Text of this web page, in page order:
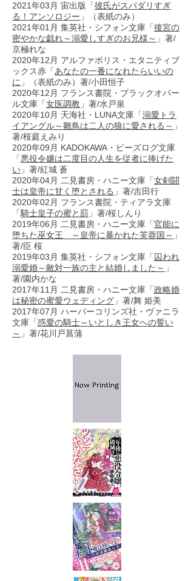
2021年03月 宙出版「彼氏がスパダリすぎ
る！アンソロジー 」（表紙のみ）
2021年01月 集英社・シフォン文庫「後宮の
密やかな戯れ～溺愛しすぎのお兄様～ 」著/
京極れな
2020年12月 アルファポリス・エタニティブ
ックス赤「あなたの一番になれたらいいの
に 」（表紙のみ）著/小田恒子
2020年12月 フランス書院・ブラックオパー
ル文庫「女医調教 」著/水戸泉
2020年10月 天海社・LUNA文庫「溺愛トラ
イアングル～雛鳥は二人の狼に愛される～ 」
著/桜庭えみり
2020年09月 KADOKAWA・ビーズログ文庫
「悪役令嬢は二度目の人生を従者に捧げた
い 」著/紅城 蒼
2020年04月 二見書房・ハニー文庫「女剣闘
士は皇帝に甘く堕とされる 」著/吉田行
2020年02月 フランス書院・ティアラ文庫
「騎士皇子の蜜と罰 」著/桜しんり
2019年06月 二見書房・ハニー文庫「官能に
堕ちた巫女王 ～皇帝に暴かれた芙蓉国～ 」
著/臣 桜
2019年03月 集英社・シフォン文庫「囚われ
溺愛婚～敵対一族の主と結婚しました～ 」
著/園内かな
2017年11月 二見書房・ハニー文庫「政略婚
は秘密の蜜愛ウェディング 」著/舞 姫美
2017年07月 ハーパーコリンズ社・ヴァニラ
文庫「惑愛の騎士～いとしき王女への誓い
～ 」著/花川戸菖蒲